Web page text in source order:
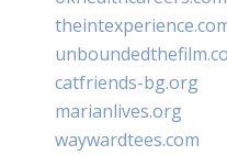
catfriends-bg.org
marianlives.org
waywardtees.com